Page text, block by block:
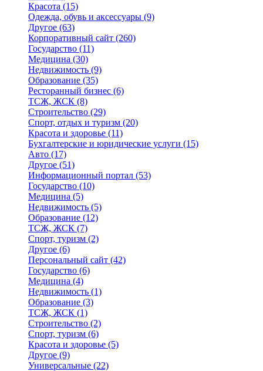
Красота (15)
Одежда, обувь и аксессуары (9)
Другое (63)
Корпоративный сайт (260)
Государство (11)
Медицина (30)
Недвижимость (9)
Образование (35)
Ресторанный бизнес (6)
ТСЖ, ЖСК (8)
Строительство (29)
Спорт, отдых и туризм (20)
Красота и здоровье (11)
Бухгалтерские и юридические услуги (15)
Авто (17)
Другое (51)
Информационный портал (53)
Государство (10)
Медицина (5)
Недвижимость (5)
Образование (12)
ТСЖ, ЖСК (7)
Спорт, туризм (2)
Другое (6)
Персональный сайт (42)
Государство (6)
Медицина (4)
Недвижимость (1)
Образование (3)
ТСЖ, ЖСК (1)
Строительство (2)
Спорт, туризм (6)
Красота и здоровье (5)
Другое (9)
Универсальные (22)